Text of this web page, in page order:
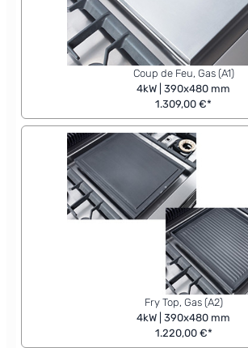
Coup de Feu, Gas (A1)
4kW | 390x480 mm
1.309,00 €*
Fry Top, Gas (A2)
4kW | 390x480 mm
1.220,00 €*